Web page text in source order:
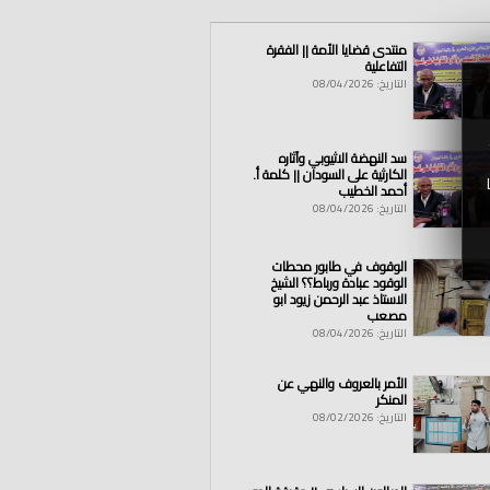
منتدى قضايا الأمة || الفقرة
التفاعلية
التاريخ: 08/04/2026
سد النهضة الاثيوبي وآثاره
الكارثية على السودان || كلمة أ.
أحمد الخطيب
التاريخ: 08/04/2026
الوقوف في طابور محطات
الوقود عبادة ورباط؟؟ الشيخ
الاستاذ عبد الرحمن زيود ابو
مصعب
التاريخ: 08/04/2026
الأمر بالعروف والنهي عن
المنكر
التاريخ: 08/02/2026